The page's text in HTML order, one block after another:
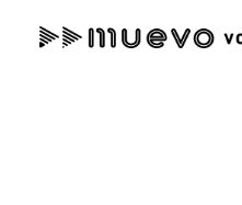
"読者の声を形にする”